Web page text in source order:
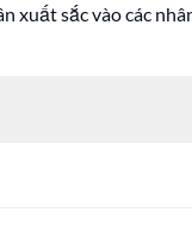
xuất sắc vào các